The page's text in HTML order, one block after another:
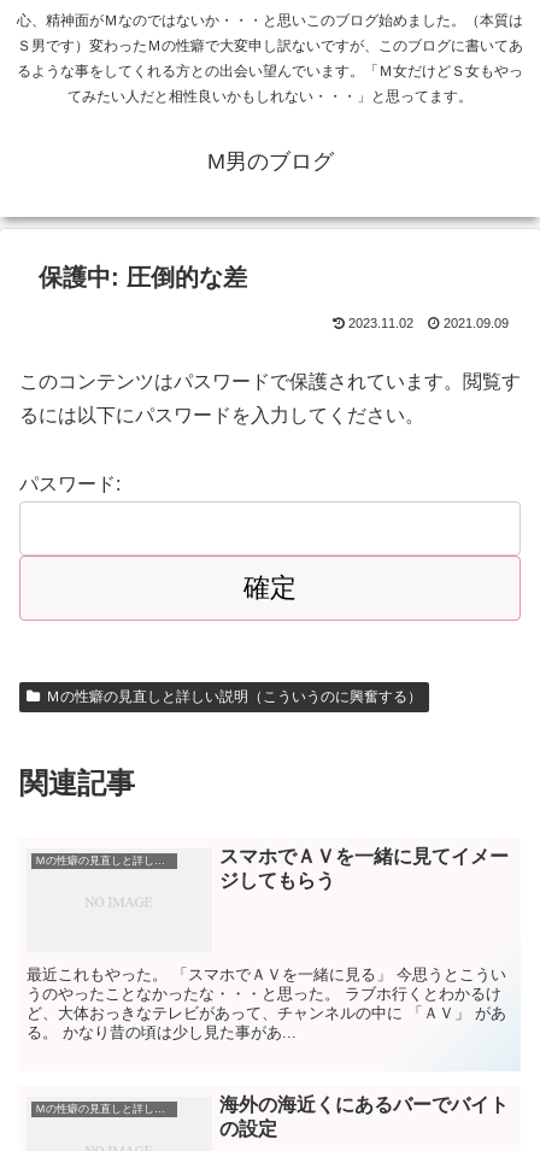
心、精神面がＭなのではないか・・・と思いこのブログ始めました。（本質は
Ｓ男です）変わったＭの性癖で大変申し訳ないですが、このブログに書いてあ
るような事をしてくれる方との出会い望んでいます。「Ｍ女だけどＳ女もやっ
てみたい人だと相性良いかもしれない・・・」と思ってます。
M男のブログ
保護中: 圧倒的な差
2023.11.02 2021.09.09
このコンテンツはパスワードで保護されています。閲覧す
るには以下にパスワードを入力してください。
パスワード:
Ｍの性癖の見直しと詳しい説明（こういうのに興奮する）
関連記事
スマホでＡＶを一緒に見てイメー
ジしてもらう
最近これもやった。 「スマホでＡＶを一緒に見る」 今思うとこうい
うのやったことなかったな・・・と思った。 ラブホ行くとわかるけ
ど、大体おっきなテレビがあって、チャンネルの中に 「ＡＶ」 があ
る。 かなり昔の頃は少し見た事があ...
Ｍの性癖の見直しと詳しい説明（こういうのに興奮する）
海外の海近くにあるバーでバイト
の設定